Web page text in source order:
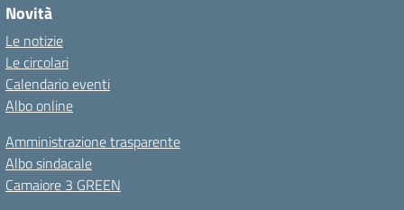
Novità
Le notizie
Le circolari
Calendario eventi
Albo online
Amministrazione trasparente
Albo sindacale
Camaiore 3 GREEN